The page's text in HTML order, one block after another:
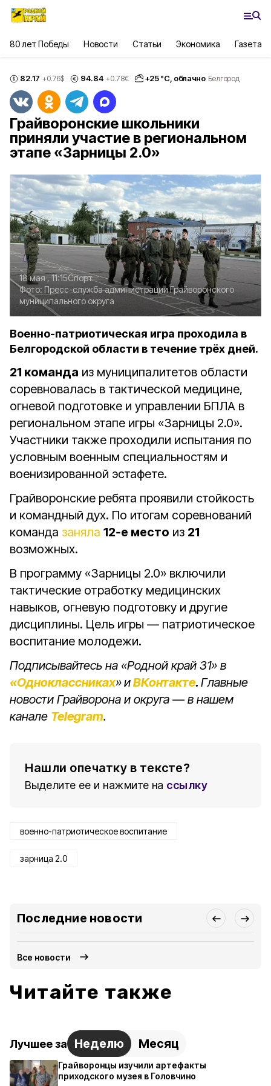
80 лет Победы Новости Статьи Экономика Газета
82.17 +0.76$ 94.84 +0.78€ +25°С, облачно Белгород
Грайворонские школьники
приняли участие в региональном
этапе «Зарницы 2.0»
18 мая , 11:15Спорт
Фото: Пресс-служба администрации Грайворонского
муниципального округа
Военно-патриотическая игра проходила в
Белгородской области в течение трёх дней.
21 команда из муниципалитетов области
соревновалась в тактической медицине,
огневой подготовке и управлении БПЛА в
региональном этапе игры «Зарницы 2.0».
Участники также проходили испытания по
условным военным специальностям и
военизированной эстафете.
Грайворонские ребята проявили стойкость
и командный дух. По итогам соревнований
команда заняла 12‑е место из 21
возможных.
В программу «Зарницы 2.0» включили
тактические отработку медицинских
навыков, огневую подготовку и другие
дисциплины. Цель игры — патриотическое
воспитание молодежи.
Подписывайтесь на «Родной край 31» в
«Одноклассниках»иВКонтакте. Главные
новости Грайворона и округа — в нашем
канале Telegram.
Нашли опечатку в тексте?
Выделите ее и нажмите на ссылку
военно-патриотическое воспитание
зарница 2.0
Последние новости
Все новости
Читайте также
Лучшее за Неделю Месяц
Грайворонцы изучили артефакты
приходского музея в Головчино